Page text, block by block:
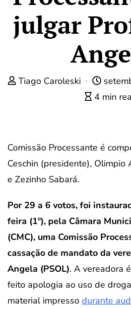
julgar
Tiago Caroleski
4 min
Comissão Processante é
Ceschin (presidente), Olimpio
e Zezinho Sabará.
Por 29 a 6 votos, foi
feira (1º), pela Câmara
(CMC), uma Comissão
cassação de mandato da
Angela (PSOL). A vereadora
feito apologia ao uso de
material impresso durante